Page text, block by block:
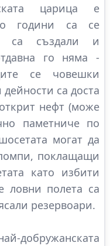
царица е
години са се
са създали и
го няма -
се човешки
са доста
нефт (може
паметниче по
могат да
поклащащи
като избити
ловни полета са
резервоари.
добружанската